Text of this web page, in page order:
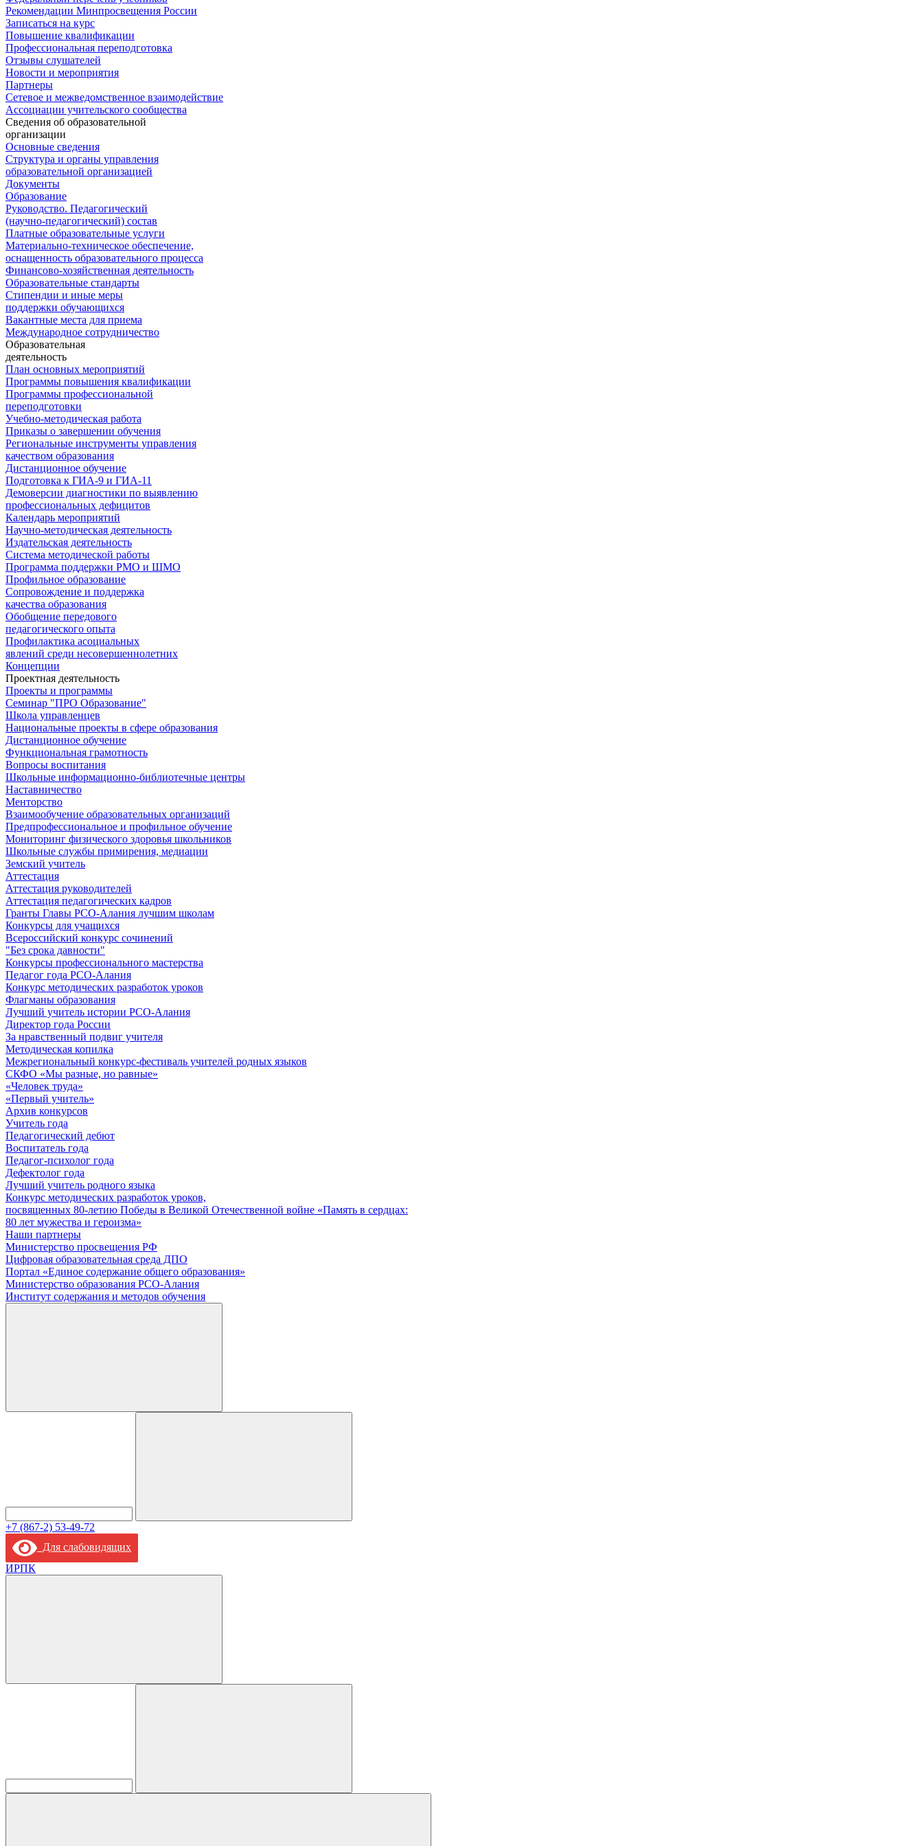
Рекомендации Минпросвещения России
Записаться на курс
Повышение квалификации
Профессиональная переподготовка
Отзывы слушателей
Новости и мероприятия
Партнеры
Сетевое и межведомственное взаимодействие
Ассоциации учительского сообщества
Сведения об образовательной
организации
Основные сведения
Структура и органы управления
образовательной организацией
Документы
Образование
Руководство. Педагогический
(научно-педагогический) состав
Платные образовательные услуги
Материально-техническое обеспечение,
оснащенность образовательного процесса
Финансово-хозяйственная деятельность
Образовательные стандарты
Стипендии и иные меры
поддержки обучающихся
Вакантные места для приема
Международное сотрудничество
Образовательная
деятельность
План основных мероприятий
Программы повышения квалификации
Программы профессиональной
переподготовки
Учебно-методическая работа
Приказы о завершении обучения
Региональные инструменты управления
качеством образования
Дистанционное обучение
Подготовка к ГИА-9 и ГИА-11
Демоверсии диагностики по выявлению
профессиональных дефицитов
Календарь мероприятий
Научно-методическая деятельность
Издательская деятельность
Система методической работы
Программа поддержки РМО и ШМО
Профильное образование
Сопровождение и поддержка
качества образования
Обобщение передового
педагогического опыта
Профилактика асоциальных
явлений среди несовершеннолетних
Концепции
Проектная деятельность
Проекты и программы
Семинар "ПРО Образование"
Школа управленцев
Национальные проекты в сфере образования
Дистанционное обучение
Функциональная грамотность
Вопросы воспитания
Школьные информационно-библиотечные центры
Наставничество
Менторство
Взаимообучение образовательных организаций
Предпрофессиональное и профильное обучение
Мониторинг физического здоровья школьников
Школьные службы примирения, медиации
Земский учитель
Аттестация
Аттестация руководителей
Аттестация педагогических кадров
Гранты Главы РСО-Алания лучшим школам
Конкурсы для учащихся
Всероссийский конкурс сочинений
"Без срока давности"
Конкурсы профессионального мастерства
Педагог года РСО-Алания
Конкурс методических разработок уроков
Флагманы образования
Лучший учитель истории РСО-Алания
Директор года России
За нравственный подвиг учителя
Методическая копилка
Межрегиональный конкурс-фестиваль учителей родных языков
СКФО «Мы разные, но равные»
«Человек труда»
«Первый учитель»
Архив конкурсов
Учитель года
Педагогический дебют
Воспитатель года
Педагог-психолог года
Дефектолог года
Лучший учитель родного языка
Конкурс методических разработок уроков,
посвященных 80-летию Победы в Великой Отечественной войне «Память в сердцах:
80 лет мужества и героизма»
Наши партнеры
Министерство просвещения РФ
Цифровая образовательная среда ДПО
Портал «Единое содержание общего образования»
Министерство образования РСО-Алания
Институт содержания и методов обучения
+7 (867-2) 53-49-72
Для слабовидящих
ИРПК